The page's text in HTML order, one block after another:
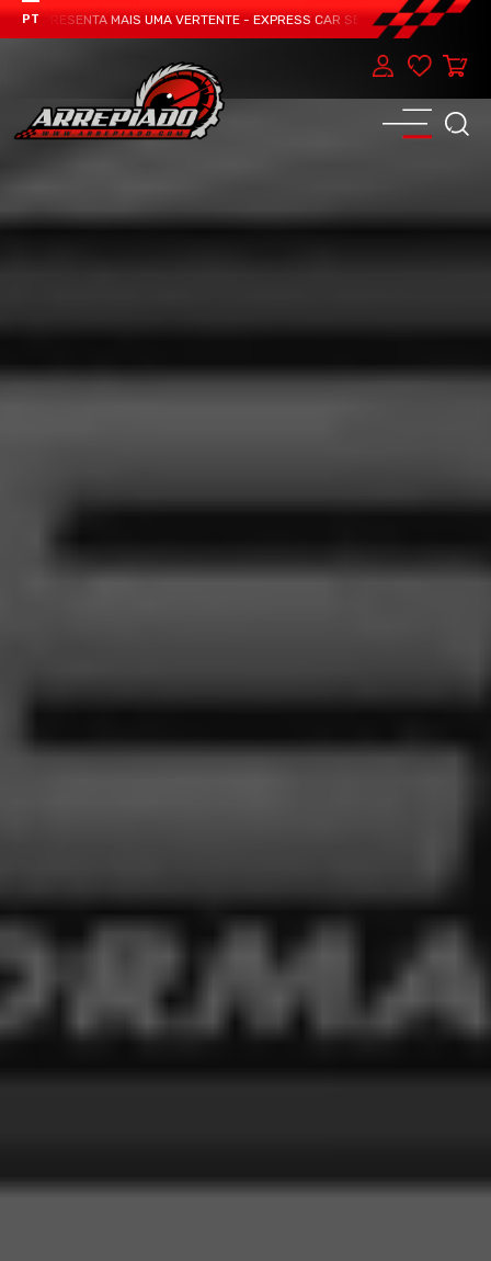
PT
APRESENTA MAIS UMA VERTENTE - EXPRESS CAR SERVICE, MANUTENÇÃO